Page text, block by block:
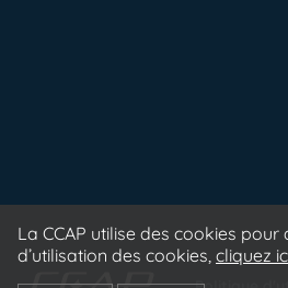
La CCAP utilise des cookies
d’utilisation des cookies, cliquez